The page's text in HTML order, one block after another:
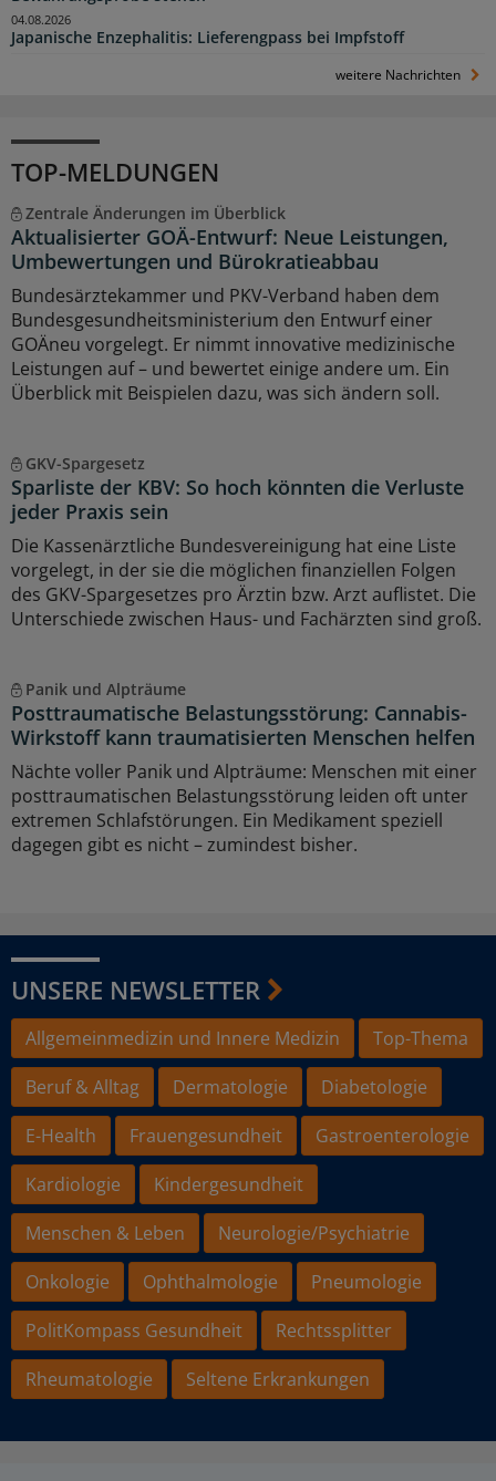
Japanische Enzephalitis: Lieferengpass bei Impfstoff
04.08.2026
weitere Nachrichten
TOP-MELDUNGEN
Zentrale Änderungen im Überblick
Aktualisierter GOÄ-Entwurf: Neue Leistungen,
Umbewertungen und Bürokratieabbau
Bundesärztekammer und PKV-Verband haben dem
Bundesgesundheitsministerium den Entwurf einer
GOÄneu vorgelegt. Er nimmt innovative medizinische
Leistungen auf – und bewertet einige andere um. Ein
Überblick mit Beispielen dazu, was sich ändern soll.
GKV-Spargesetz
Sparliste der KBV: So hoch könnten die Verluste
jeder Praxis sein
Die Kassenärztliche Bundesvereinigung hat eine Liste
vorgelegt, in der sie die möglichen finanziellen Folgen
des GKV-Spargesetzes pro Ärztin bzw. Arzt auflistet. Die
Unterschiede zwischen Haus- und Fachärzten sind groß.
Panik und Alpträume
Posttraumatische Belastungsstörung: Cannabis-
Wirkstoff kann traumatisierten Menschen helfen
Nächte voller Panik und Alpträume: Menschen mit einer
posttraumatischen Belastungsstörung leiden oft unter
extremen Schlafstörungen. Ein Medikament speziell
dagegen gibt es nicht – zumindest bisher.
UNSERE NEWSLETTER
Allgemeinmedizin und Innere Medizin
Top-Thema
Beruf & Alltag
Dermatologie
Diabetologie
E-Health
Frauengesundheit
Gastroenterologie
Kardiologie
Kindergesundheit
Menschen & Leben
Neurologie/Psychiatrie
Onkologie
Ophthalmologie
Pneumologie
PolitKompass Gesundheit
Rechtssplitter
Rheumatologie
Seltene Erkrankungen